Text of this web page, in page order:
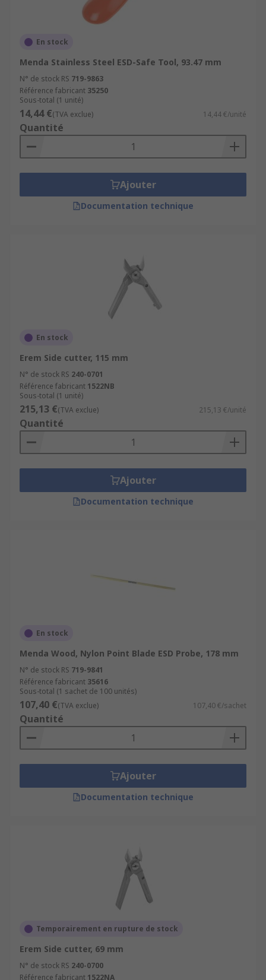
En stock
Menda Stainless Steel ESD-Safe Tool, 93.47 mm
N° de stock RS 719-9863
Référence fabricant 35250
Sous-total (1 unité)
14,44 €(TVA exclue) 14,44 €/unité
Quantité
Ajouter
Documentation technique
En stock
Erem Side cutter, 115 mm
N° de stock RS 240-0701
Référence fabricant 1522NB
Sous-total (1 unité)
215,13 €(TVA exclue) 215,13 €/unité
Quantité
Ajouter
Documentation technique
En stock
Menda Wood, Nylon Point Blade ESD Probe, 178 mm
N° de stock RS 719-9841
Référence fabricant 35616
Sous-total (1 sachet de 100 unités)
107,40 €(TVA exclue) 107,40 €/sachet
Quantité
Ajouter
Documentation technique
Temporairement en rupture de stock
Erem Side cutter, 69 mm
N° de stock RS 240-0700
Référence fabricant 1522NA